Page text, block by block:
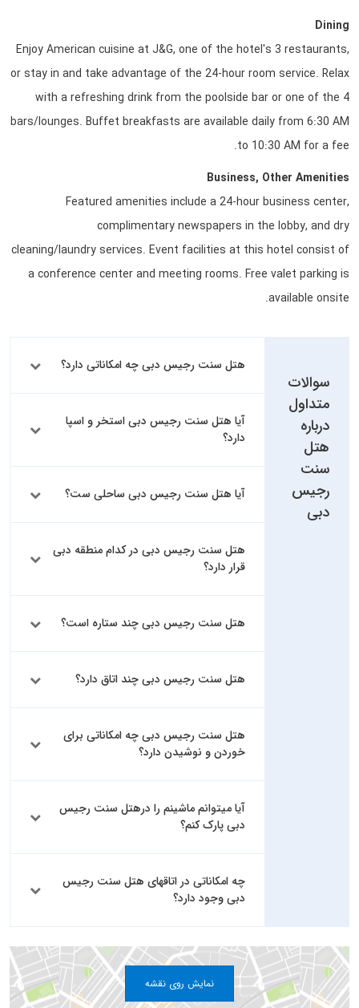
Dining
Enjoy American cuisine at J&G, one of the hotel's 3 restaurants,
or stay in and take advantage of the 24-hour room service. Relax
with a refreshing drink from the poolside bar or one of the 4
bars/lounges. Buffet breakfasts are available daily from 6:30 AM
to 10:30 AM for a fee.
Business, Other Amenities
Featured amenities include a 24-hour business center,
complimentary newspapers in the lobby, and dry
cleaning/laundry services. Event facilities at this hotel consist of
a conference center and meeting rooms. Free valet parking is
available onsite.
سوالات
متداول
درباره
هتل
سنت
رجیس
دبی
هتل سنت رجیس دبی چه امکاناتی دارد؟
آیا هتل سنت رجیس دبی استخر و اسپا
دارد؟
آیا هتل سنت رجیس دبی ساحلی ست؟
هتل سنت رجیس دبی در کدام منطقه دبی
قرار دارد؟
هتل سنت رجیس دبی چند ستاره است؟
هتل سنت رجیس دبی چند اتاق دارد؟
هتل سنت رجیس دبی چه امکاناتی برای
خوردن و نوشیدن دارد؟
آیا میتوانم ماشینم را درهتل سنت رجیس
دبی پارک کنم؟
چه امکاناتی در اتاقهای هتل سنت رجیس
دبی وجود دارد؟
نمایش روی نقشه